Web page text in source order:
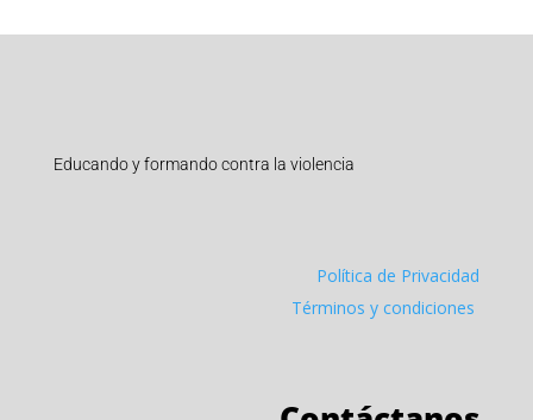
Educando y formando contra la violencia
Política de Privacidad
Términos y condiciones